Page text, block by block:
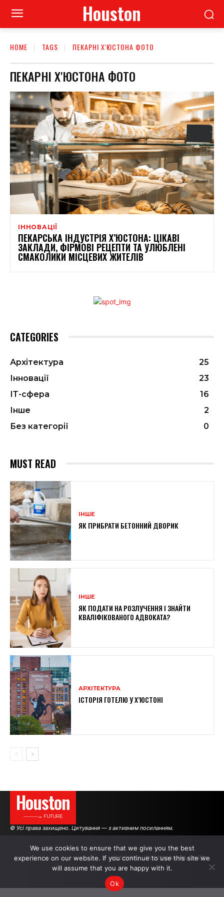
Houston
HOME TAGS ПЕКАРНІ Х'ЮСТОНА ФОТО
ПЕКАРНІ Х'ЮСТОНА ФОТО
ІННОВАЦІЇ
ПЕКАРСЬКА ІНДУСТРІЯ Х’ЮСТОНА: ЦІКАВІ
ЗАКЛАДИ, ФІРМОВІ РЕЦЕПТИ ТА УЛЮБЛЕНІ
СМАКОЛИКИ МІСЦЕВИХ ЖИТЕЛІВ
CATEGORIES
Архітектура
25
Інновації
23
ІТ-сфера
16
Інше
2
Без категорії
0
MUST READ
ІНШЕ
ЯК ПРИБРАТИ БЕТОННИЙ ДВОРИК
ІНШЕ
ЯК ПОДАТИ НА РОЗЛУЧЕННЯ І ЗНАЙТИ
КВАЛІФІКОВАНОГО АДВОКАТА?
АРХІТЕКТУРА
ІСТОРІЯ ГОТЕЛЮ У Х’ЮСТОНІ
Houston
———→ FUTURE
© Усі права захищено. Цитування — з активним посиланням.
АВТОРИ РЕКЛАМА НА САЙТІ
We use cookies to ensure that we give you the best
experience on our website. If you continue to use this site we
will assume that you are happy with it.
Ok